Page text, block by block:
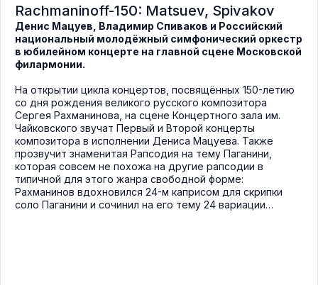
Rachmaninoff-150: Matsuev, Spivakov
Денис Мацуев, Владимир Спиваков и Российский
национальный молодёжный симфонический оркестр
в юбилейном концерте на главной сцене Московской
филармонии.
На открытии цикла концертов, посвящённых 150-летию
со дня рождения великого русского композитора
Сергея Рахманинова, на сцене Концертного зала им.
Чайковского звучат Первый и Второй концерты
композитора в исполнении Дениса Мацуева. Также
прозвучит знаменитая Рапсодия на тему Паганини,
которая совсем не похожа на другие рапсодии в
типичной для этого жанра свободной форме:
Рахманинов вдохновился 24-м каприсом для скрипки
соло Паганини и сочинил на его тему 24 вариации…